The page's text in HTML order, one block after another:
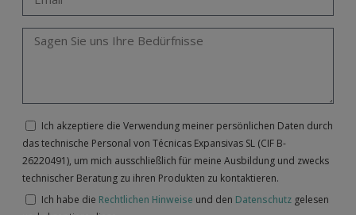
Ich akzeptiere die Verwendung meiner persönlichen Daten durch
das technische Personal von Técnicas Expansivas SL (CIF B-
26220491), um mich ausschließlich für meine Ausbildung und zwecks
technischer Beratung zu ihren Produkten zu kontaktieren.
Ich habe die Rechtlichen Hinweise und den Datenschutz gelesen